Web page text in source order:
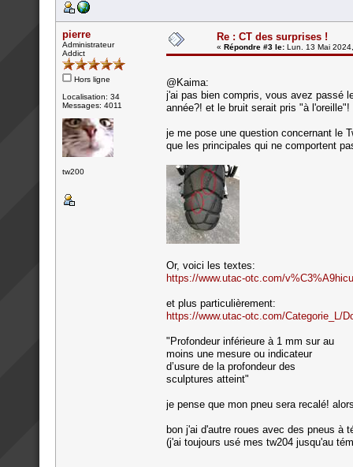
pierre
Administrateur
Addict
Hors ligne
Localisation: 34
Messages: 4011
tw200
Re : CT des surprises !
« Répondre #3 le: Lun. 13 Mai
@Kaima:
j'ai pas bien compris, vous avez passé
année?! et le bruit serait pris "à l'oreille"!
je me pose une question concernant le
que les principales qui ne comportent
Or, voici les textes:
https://www.utac-otc.com/
et plus particulièrement:
https://www.utac-otc.com/Categorie_L/
"Profondeur inférieure à 1 mm sur au
moins une mesure ou indicateur
d’usure de la profondeur des
sculptures atteint"
je pense que mon pneu sera recalé!
bon j'ai d'autre roues avec des pneus à
(j'ai toujours usé mes tw204 jusqu'au